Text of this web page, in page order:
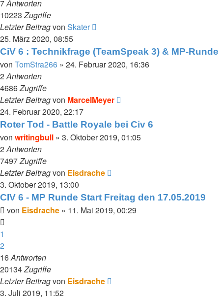
7Antworten
10223Zugriffe
Letzter Beitragvon Skater
25. März 2020, 08:55
CiV 6 : Technikfrage (TeamSpeak 3) & MP-Runde
von TomStra266 » 24. Februar 2020, 16:36
2Antworten
4686Zugriffe
Letzter Beitragvon MarcelMeyer
24. Februar 2020, 22:17
Roter Tod - Battle Royale bei Civ 6
von writingbull » 3. Oktober 2019, 01:05
2Antworten
7497Zugriffe
Letzter Beitragvon Eisdrache
3. Oktober 2019, 13:00
CIV 6 - MP Runde Start Freitag den 17.05.2019
von Eisdrache » 11. Mai 2019, 00:29
1
2
16Antworten
20134Zugriffe
Letzter Beitragvon Eisdrache
3. Juli 2019, 11:52